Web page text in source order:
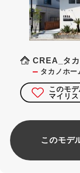
CREA_タ
タカノホー
このモ
マイリ
このモデ